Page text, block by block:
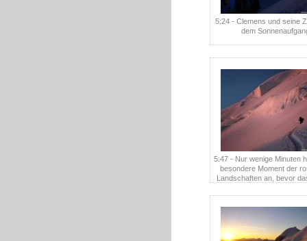
5:24 - Clemens und seine
dem
5:47 - Nur wenige Minuten
besondere Moment der
Landschaften an, bevor